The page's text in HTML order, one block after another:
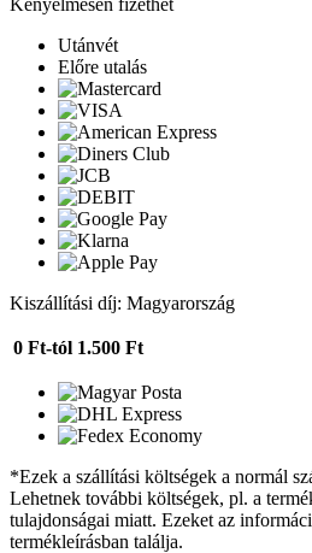
Utánvét
Előre utalás
Kiszállítási díj: Magyarország
0 Ft-tól 1.500 Ft
*Ezek a szállítási költségek a normál
Lehetnek további költségek, pl. a
tulajdonságai miatt. Ezeket az
termékleírásban találja.